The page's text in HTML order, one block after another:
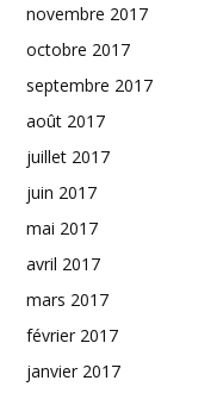
novembre 2017
octobre 2017
septembre 2017
août 2017
juillet 2017
juin 2017
mai 2017
avril 2017
mars 2017
février 2017
janvier 2017